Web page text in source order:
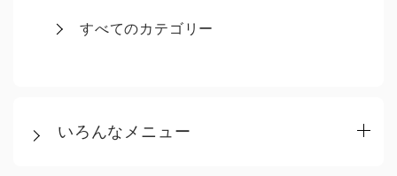
すべてのカテゴリー
いろんなメニュー